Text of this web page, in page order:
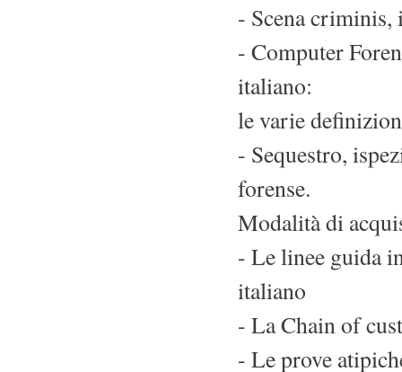
- Scena
- Computer
italiano:
le varie
- Sequestro,
forense.
Modalità di
- Le linee guida
italiano
- La Chain of
- Le prove